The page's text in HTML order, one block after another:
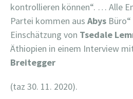
kontrollieren können“. … Alle
Partei kommen aus Abys
Einschätzung von Tsedale
Äthiopien in einem Interview
Breitegger
(taz 30. 11. 2020).